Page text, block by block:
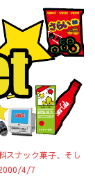
スナック菓子、そし
4/7